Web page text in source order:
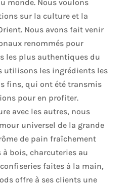
monde. Nous voulons
sur la culture et la
Nous avons fait venir
renommés pour
les plus authentiques du
utilisons les ingrédients les
fins, qui ont été transmis
pour en profiter.
avec les autres, nous
universel de la grande
de pain fraîchement
bois, charcuteries au
faites à la main,
offre à ses clients une